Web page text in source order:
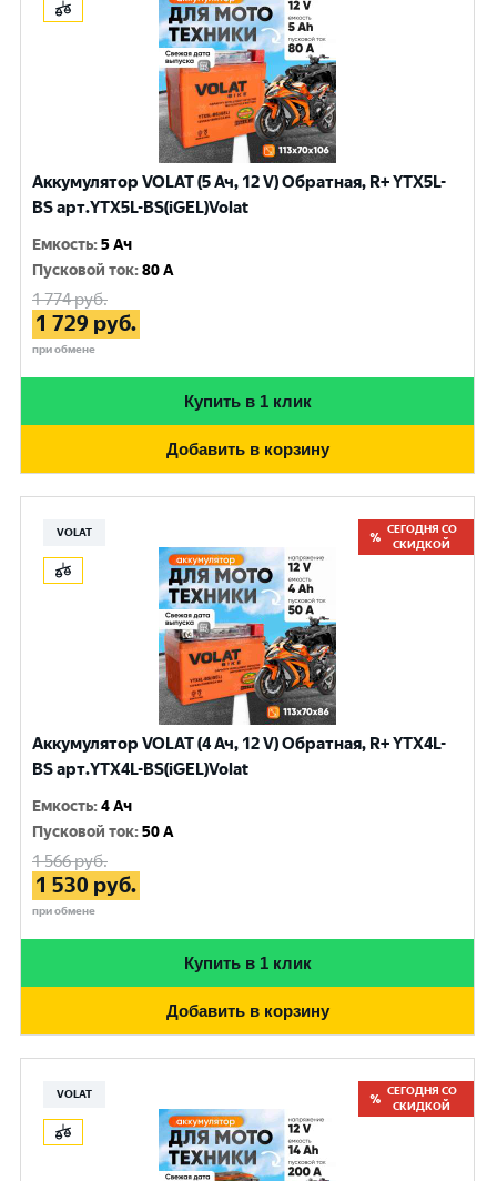
Аккумулятор VOLAT (5 Ач, 12 V) Обратная, R+ YTX5L-
BS арт.YTX5L-BS(iGEL)Volat
Емкость:5 Ач
Пусковой ток:80 A
1 774руб.
1 729 руб.
при обмене
Купить в 1 клик
Добавить в корзину
VOLAT
СЕГОДНЯ СО
СКИДКОЙ
Аккумулятор VOLAT (4 Ач, 12 V) Обратная, R+ YTX4L-
BS арт.YTX4L-BS(iGEL)Volat
Емкость:4 Ач
Пусковой ток:50 A
1 566руб.
1 530 руб.
при обмене
Купить в 1 клик
Добавить в корзину
VOLAT
СЕГОДНЯ СО
СКИДКОЙ